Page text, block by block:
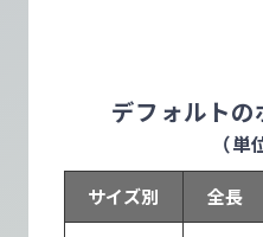
デフォルトの
（単
サイズ別 全長